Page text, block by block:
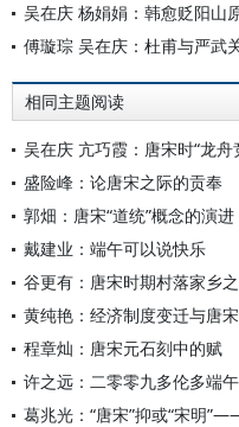
吴在庆 杨娟娟：韩愈贬阳山
傅璇琮 吴在庆：杜甫与严武
相同主题阅读
吴在庆 亢巧霞：唐宋时“龙舟
盛险峰：论唐宋之际的贡奉
郭畑：唐宋“道统”概念的演进
戴建业：端午可以说快乐
谷更有：唐宋时期村落家乡
黄纯艳：经济制度变迁与唐
程章灿：唐宋元石刻中的赋
许之远：二零零九多伦多端
葛兆光：“唐宋”抑或“宋明